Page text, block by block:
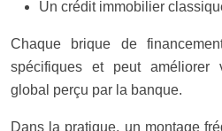
Un crédit immobilier
Chaque brique de
spécifiques et peut améliorer
global perçu par la banque.
Dans la pratique, un montage